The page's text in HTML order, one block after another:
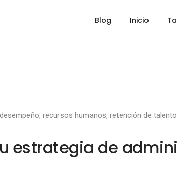
Blog Inicio
, recursos humanos, retención de talento
estrategia de